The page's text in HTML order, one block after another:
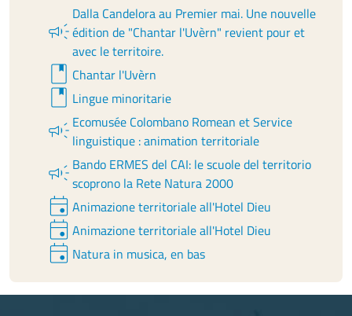
campaign
Dalla Candelora au Premier mai. Une nouvelle
édition de "Chantar l'Uvèrn" revient pour et
avec le territoire.
book Chantar l'Uvèrn
book Lingue minoritarie
campaign Ecomusée Colombano Romean et Service
linguistique : animation territoriale
campaign Bando ERMES del CAI: le scuole del territorio
scoprono la Rete Natura 2000
event Animazione territoriale all'Hotel Dieu
event Animazione territoriale all'Hotel Dieu
event Natura in musica, en bas